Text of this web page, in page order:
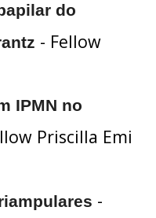
do
- Fellow
IPMN no
Priscilla Emi
-